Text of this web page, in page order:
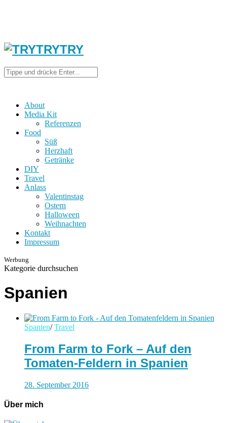
About
Media Kit
Referenzen
Food
Süß
Herzhaft
Getränke
DIY
Travel
Anlass
Valentinstag
Ostern
Halloween
Weihnachten
Kontakt
Impressum
Werbung
Kategorie durchsuchen
Spanien
Spanien/ Travel
From Farm to Fork – Auf den
Tomaten-Feldern in Spanien
28. September 2016
Über mich